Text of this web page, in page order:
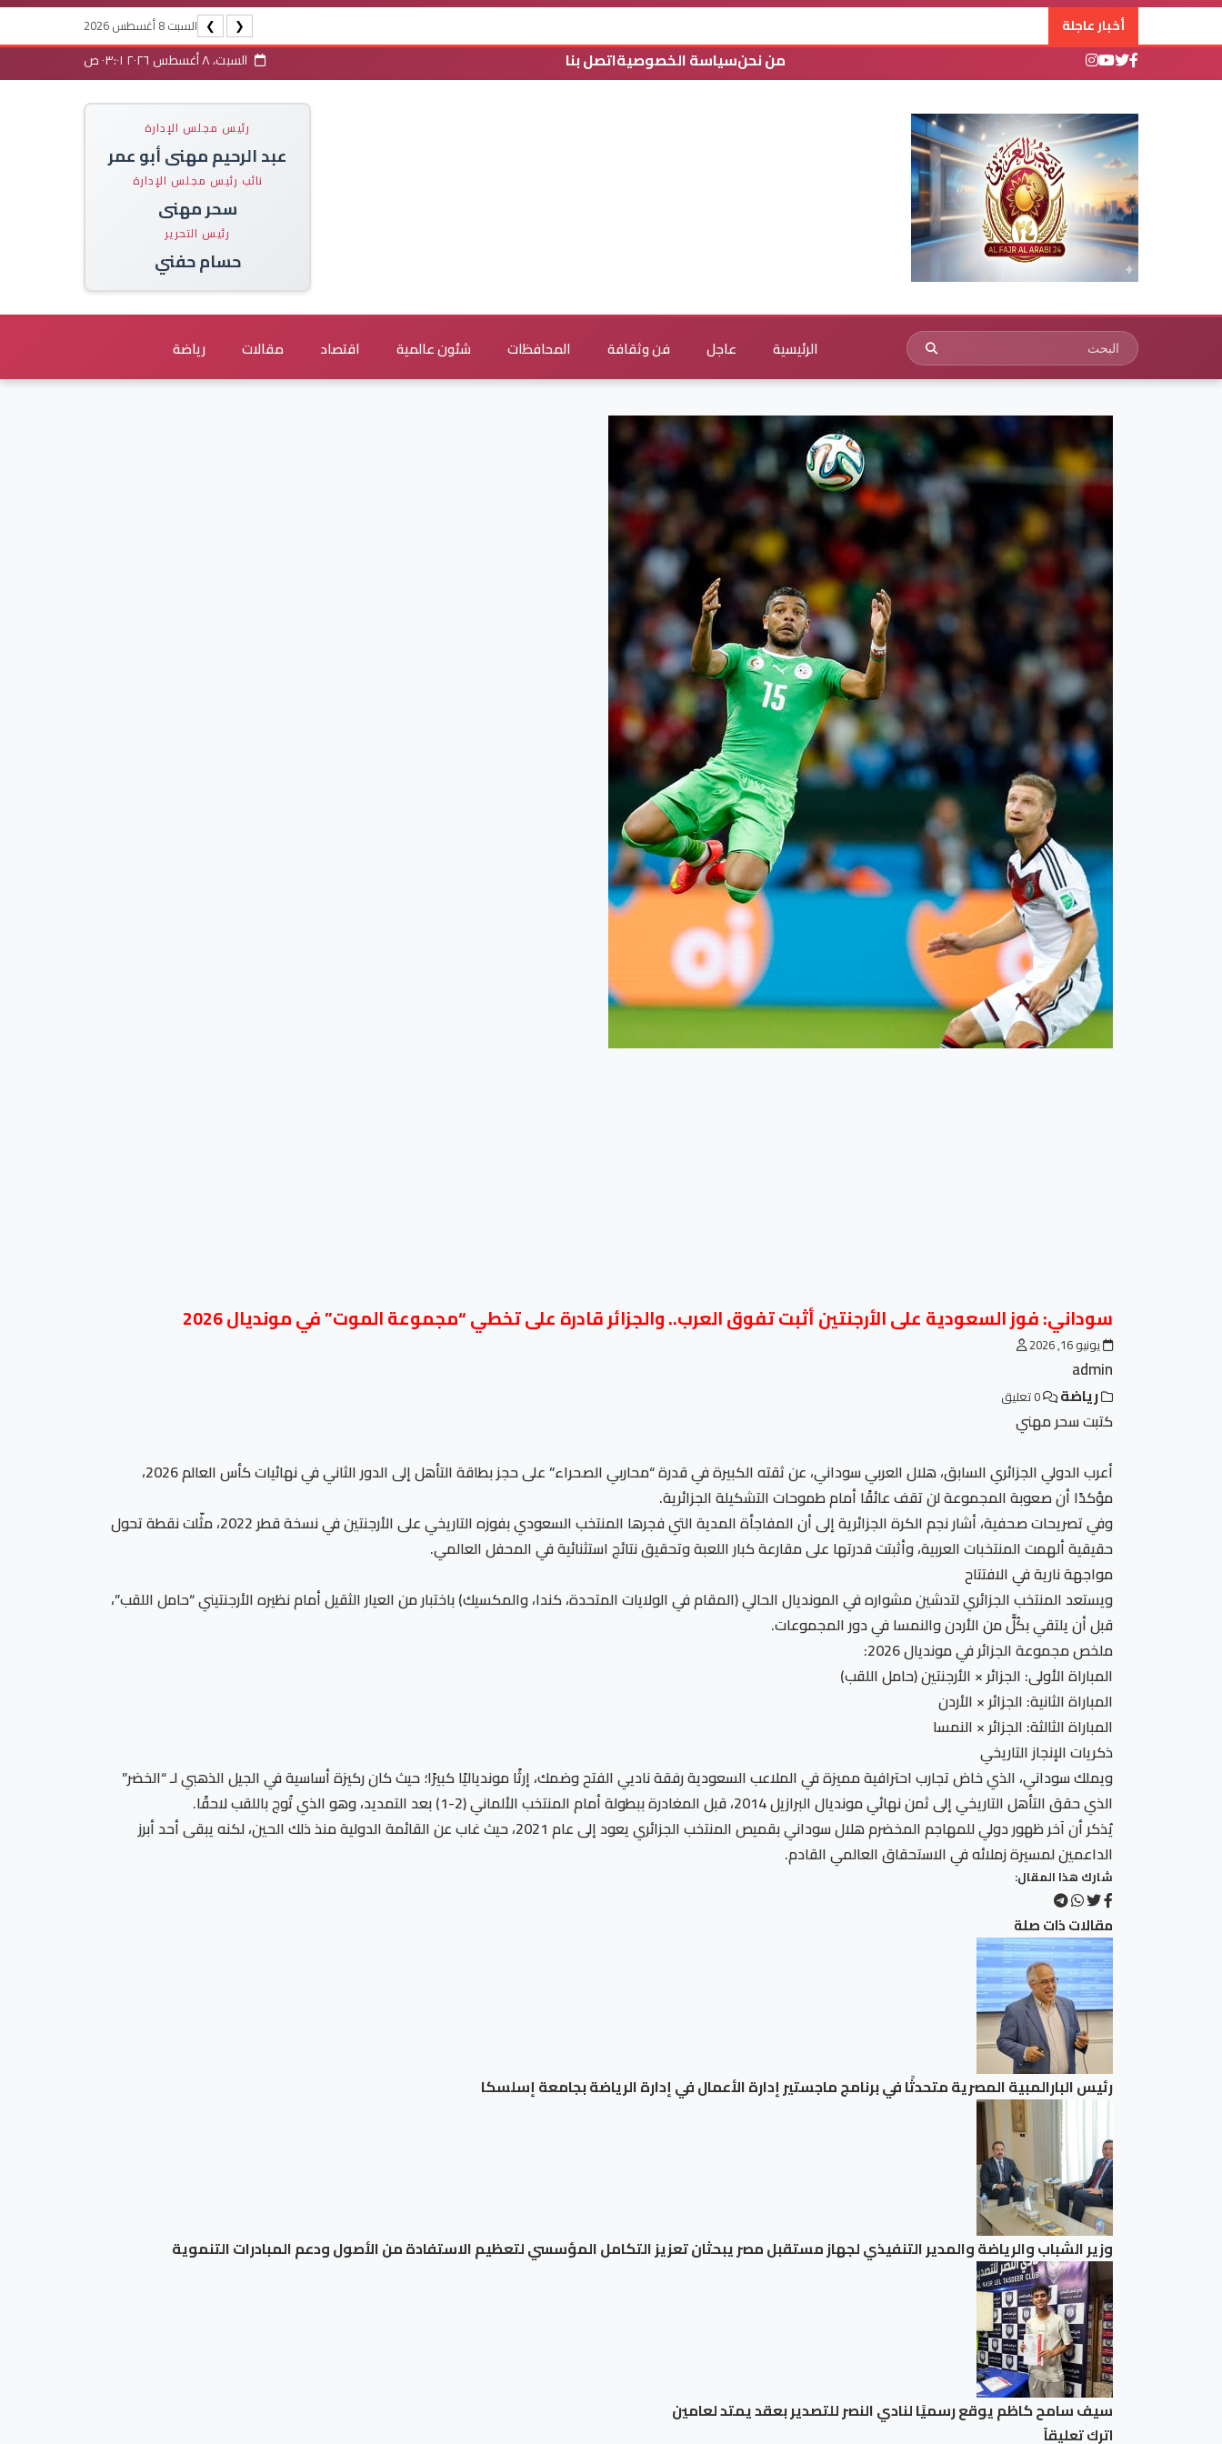
أخبار عاجلة ❮
❯ السبت 8 أغسطس 2026
من نحنسياسة الخصوصيةاتصل بنا السبت، ٨ أغسطس ٢٠٢٦ ٠٣:٠١ ص
رئيس مجلس الإدارة
عبد الرحيم مهنى أبو عمر
نائب رئيس مجلس الإدارة
سحر مهنى
رئيس التحرير
حسام حفني
الرئيسية عاجل فن وثقافة المحافظات شئون عالمية اقتصاد مقالات رياضة
سوداني: فوز السعودية على الأرجنتين أثبت تفوق العرب.. والجزائر قادرة على تخطي “مجموعة الموت” في مونديال 2026
يونيو 16, 2026
admin
رياضة
كتبت سحر مهني
أعرب الدولي الجزائري السابق، هلال العربي سوداني، عن ثقته الكبيرة في قدرة “محاربي الصحراء” على حجز بطاقة التأهل إلى الدور الثاني في نهائيات كأس العالم 2026،
مؤكدًا أن صعوبة المجموعة لن تقف عائقًا أمام طموحات التشكيلة الجزائرية.
وفي تصريحات صحفية، أشار نجم الكرة الجزائرية إلى أن المفاجأة المدية التي فجرها المنتخب السعودي بفوزه التاريخي على الأرجنتين في نسخة قطر 2022، مثّلت نقطة تحول
حقيقية ألهمت المنتخبات العربية، وأثبتت قدرتها على مقارعة كبار اللعبة وتحقيق نتائج استثنائية في المحفل العالمي.
مواجهة نارية في الافتتاح
ويستعد المنتخب الجزائري لتدشين مشواره في المونديال الحالي (المقام في الولايات المتحدة، كندا، والمكسيك) باختبار من العيار الثقيل أمام نظيره الأرجنتيني “حامل اللقب”،
قبل أن يلتقي بكُلٍّ من الأردن والنمسا في دور المجموعات.
ملخص مجموعة الجزائر في مونديال 2026:
المباراة الأولى: الجزائر × الأرجنتين (حامل اللقب)
المباراة الثانية: الجزائر × الأردن
المباراة الثالثة: الجزائر × النمسا
ذكريات الإنجاز التاريخي
ويملك سوداني، الذي خاض تجارب احترافية مميزة في الملاعب السعودية رفقة ناديي الفتح وضمك، إرثًا موندياليًا كبيرًا؛ حيث كان ركيزة أساسية في الجيل الذهبي لـ “الخضر”
الذي حقق التأهل التاريخي إلى ثمن نهائي مونديال البرازيل 2014، قبل المغادرة ببطولة أمام المنتخب الألماني (2-1) بعد التمديد، وهو الذي تُوج باللقب لاحقًا.
يُذكر أن آخر ظهور دولي للمهاجم المخضرم هلال سوداني بقميص المنتخب الجزائري يعود إلى عام 2021، حيث غاب عن القائمة الدولية منذ ذلك الحين، لكنه يبقى أحد أبرز
الداعمين لمسيرة زملائه في الاستحقاق العالمي القادم.
شارك هذا المقال:
مقالات ذات صلة
رئيس البارالمبية المصرية متحدثًا في برنامج ماجستير إدارة الأعمال في إدارة الرياضة بجامعة إسلسكا
وزير الشباب والرياضة والمدير التنفيذي لجهاز مستقبل مصر يبحثان تعزيز التكامل المؤسسي لتعظيم الاستفادة من الأصول ودعم المبادرات التنموية
سيف سامح كاظم يوقع رسميًا لنادي النصر للتصدير بعقد يمتد لعامين
اترك تعليقاً